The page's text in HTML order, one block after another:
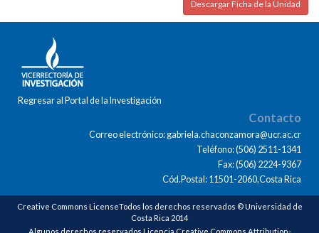
Descargar Ficha de la Unidad
Regresar al Portal de la Investigación
Contacto
Correo electrónico: gabriela.chaconzamora@ucr.ac.cr
Teléfono: (506) 2511-1341
Fax: (506) 2224-9367
Cód.Postal: 11501-2060,Costa Rica
Creative Commons LicenseTodos los derechos reservados © Universidad de
Costa Rica 2014